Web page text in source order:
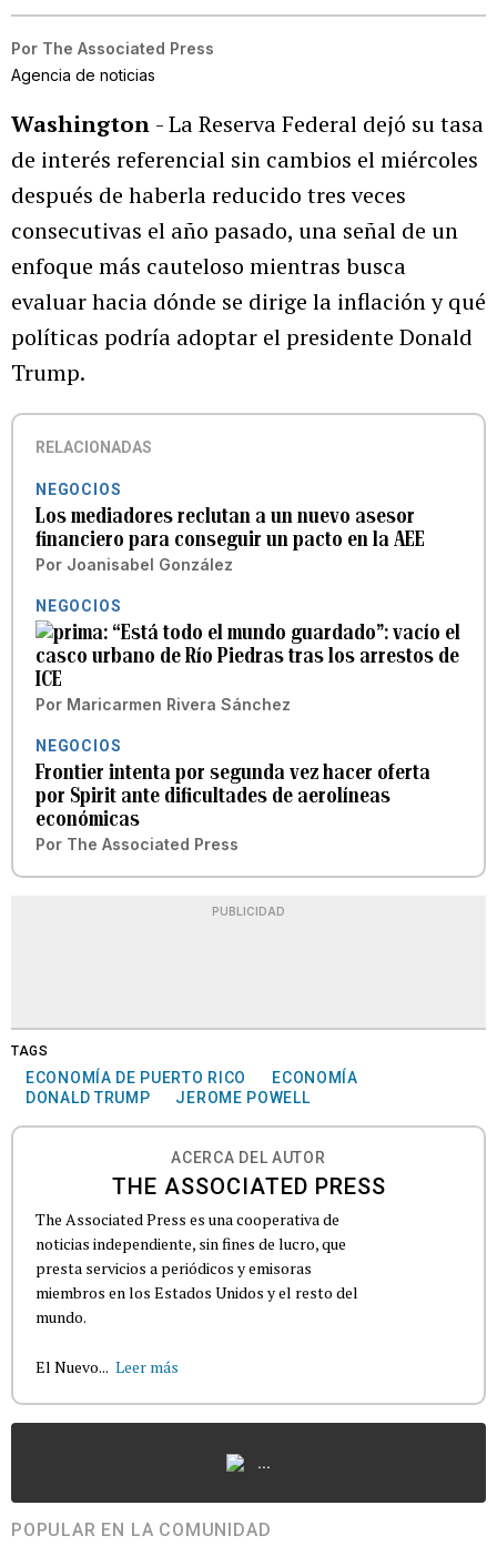
Por The Associated Press
Agencia de noticias
Washington - La Reserva Federal dejó su tasa
de interés referencial sin cambios el miércoles
después de haberla reducido tres veces
consecutivas el año pasado, una señal de un
enfoque más cauteloso mientras busca
evaluar hacia dónde se dirige la inflación y qué
políticas podría adoptar el presidente Donald
Trump.
RELACIONADAS
NEGOCIOS
Los mediadores reclutan a un nuevo asesor
financiero para conseguir un pacto en la AEE
Por Joanisabel González
NEGOCIOS
“Está todo el mundo guardado”: vacío el
casco urbano de Río Piedras tras los arrestos de
ICE
Por Maricarmen Rivera Sánchez
NEGOCIOS
Frontier intenta por segunda vez hacer oferta
por Spirit ante dificultades de aerolíneas
económicas
Por The Associated Press
PUBLICIDAD
TAGS
ECONOMÍA DE PUERTO RICO
ECONOMÍA
DONALD TRUMP
JEROME POWELL
ACERCA DEL AUTOR
THE ASSOCIATED PRESS
The Associated Press es una cooperativa de
noticias independiente, sin fines de lucro, que
presta servicios a periódicos y emisoras
miembros en los Estados Unidos y el resto del
mundo.
El Nuevo... Leer más
...
POPULAR EN LA COMUNIDAD